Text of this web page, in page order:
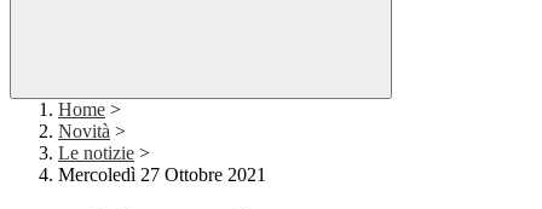
Home >
Novità >
Le notizie >
Mercoledì 27 Ottobre 2021